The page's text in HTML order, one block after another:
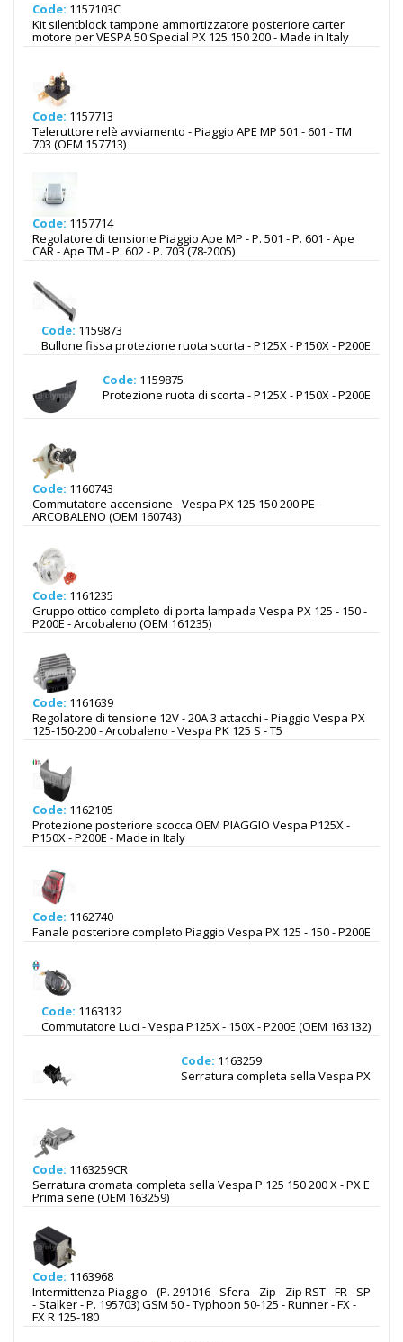
Code: 1157103C
Kit silentblock tampone ammortizzatore posteriore carter
motore per VESPA 50 Special PX 125 150 200 - Made in Italy
Code: 1157713
Teleruttore relè avviamento - Piaggio APE MP 501 - 601 - TM
703 (OEM 157713)
Code: 1157714
Regolatore di tensione Piaggio Ape MP - P. 501 - P. 601 - Ape
CAR - Ape TM - P. 602 - P. 703 (78-2005)
Code: 1159873
Bullone fissa protezione ruota scorta - P125X - P150X - P200E
Code: 1159875
Protezione ruota di scorta - P125X - P150X - P200E
Code: 1160743
Commutatore accensione - Vespa PX 125 150 200 PE -
ARCOBALENO (OEM 160743)
Code: 1161235
Gruppo ottico completo di porta lampada Vespa PX 125 - 150 -
P200E - Arcobaleno (OEM 161235)
Code: 1161639
Regolatore di tensione 12V - 20A 3 attacchi - Piaggio Vespa PX
125-150-200 - Arcobaleno - Vespa PK 125 S - T5
Code: 1162105
Protezione posteriore scocca OEM PIAGGIO Vespa P125X -
P150X - P200E - Made in Italy
Code: 1162740
Fanale posteriore completo Piaggio Vespa PX 125 - 150 - P200E
Code: 1163132
Commutatore Luci - Vespa P125X - 150X - P200E (OEM 163132)
Code: 1163259
Serratura completa sella Vespa PX
Code: 1163259CR
Serratura cromata completa sella Vespa P 125 150 200 X - PX E
Prima serie (OEM 163259)
Code: 1163968
Intermittenza Piaggio - (P. 291016 - Sfera - Zip - Zip RST - FR - SP
- Stalker - P. 195703) GSM 50 - Typhoon 50-125 - Runner - FX -
FX R 125-180